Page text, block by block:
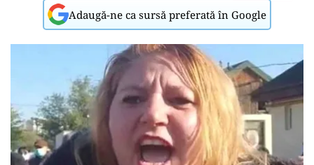
Adaugă-ne ca sursă preferată în Google